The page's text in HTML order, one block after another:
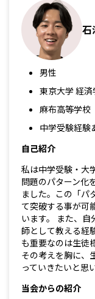
石
男性
東京大学 経済
麻布高等学校
中学受験経験
自己紹介
私は中学受験・大
問題のパターン化
ました。この「パ
て突破する事が可
います。 また、
師として教える経
も重要なのは生徒
その考えを胸に、
っていきたいと思
当会からの紹介